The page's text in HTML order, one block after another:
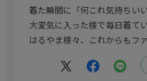
着た瞬間に「何これ気持ちい
大変気に入った様で毎日着てい
はるやま様々、これからもフ